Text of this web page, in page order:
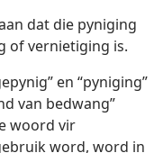
dat die pyniging
of vernietiging is.
en “pyniging”
van bedwang”
woord vir
word, word in